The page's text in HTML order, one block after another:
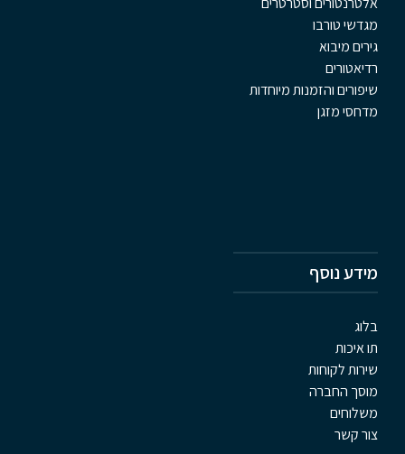
מגדשי טורבו
גירים מיבוא
רדיאטורים
שיפורים והזמנות מיוחדות
מדחסי מזגן
מידע נוסף
בלוג
תו איכות
שירות לקוחות
מוסך החברה
משלוחים
צור קשר